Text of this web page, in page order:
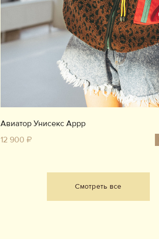
Авиатор Унисекс Аррр
12 900 ₽
Смотреть все